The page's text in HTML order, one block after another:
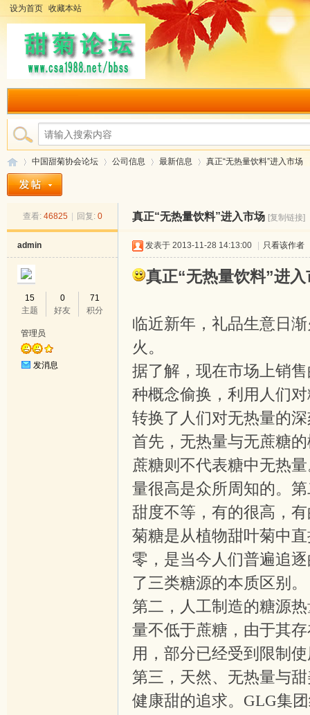
设为首页 收藏本站
中国甜菊协会论坛
›
公司信息
›
最新信息
›
真正“无热量饮料”进入市场
查看: 46825 回复: 0 真正“无热量饮料”进入市场 [复制链接]
admin
15
主题
0
好友
71
积分
管理员
发消息
发表于 2013-11-28 14:13:00 只看该作者
真正“无热量饮料”进入
临近新年，礼品生意日
火。
据了解，现在市场上销
种概念偷换，利用人们
转换了人们对无热量的
首先，无热量与无蔗糖
蔗糖则不代表糖中无热
量很高是众所周知的。
甜度不等，有的很高，
菊糖是从植物甜叶菊中
零，是当今人们普遍追
了三类糖源的本质区别。
第二，人工制造的糖源
量不低于蔗糖，由于其
用，部分已经受到限制
第三，天然、无热量与
健康甜的追求。 GLG集